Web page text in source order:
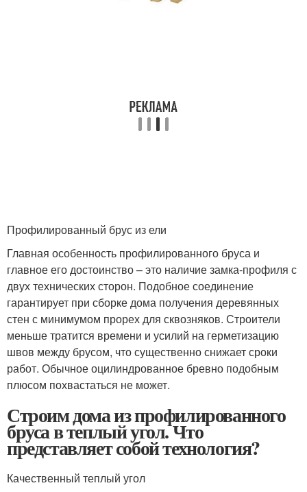
Профилированный брус из ели
Главная особенность профилированного бруса и
главное его достоинство – это наличие замка-профиля с
двух технических сторон. Подобное соединение
гарантирует при сборке дома получения деревянных
стен с минимумом прорех для сквозняков. Строители
меньше тратится времени и усилий на герметизацию
швов между брусом, что существенно снижает сроки
работ. Обычное оцилиндрованное бревно подобным
плюсом похвастаться не может.
Строим дома из профилированного
бруса в теплый угол. Что
представляет собой технология?
Качественный теплый угол